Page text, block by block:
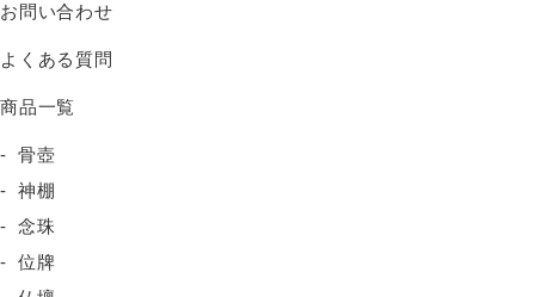
お問い合わせ
よくある質問
商品一覧
骨壺
神棚
念珠
位牌